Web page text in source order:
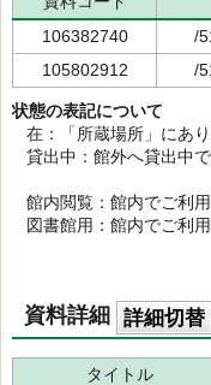
106382740
/
105802912
/
状態の表記について
在：「所蔵場所」にあり
貸出中：館外へ貸出中で
館内閲覧：館内でご利
図書館用：館内でご利
資料詳細 詳細切替
タイトル